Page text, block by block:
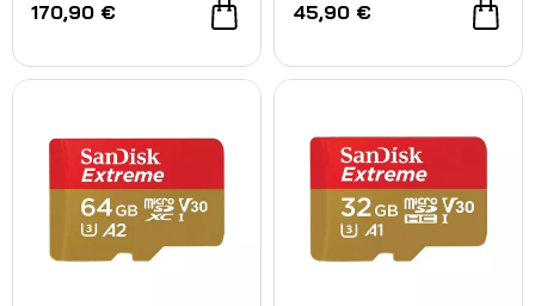
170,90 € 45,90 €